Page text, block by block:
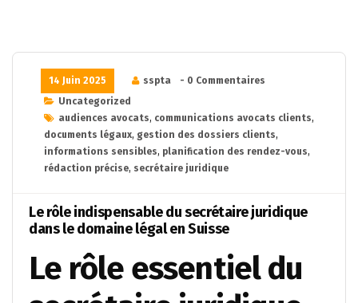
14 Juin 2025 sspta
- 0 Commentaires
Uncategorized
audiences avocats, communications avocats clients,
documents légaux, gestion des dossiers clients,
informations sensibles, planification des rendez-vous,
rédaction précise, secrétaire juridique
Le rôle indispensable du secrétaire juridique
dans le domaine légal en Suisse
Le rôle essentiel du